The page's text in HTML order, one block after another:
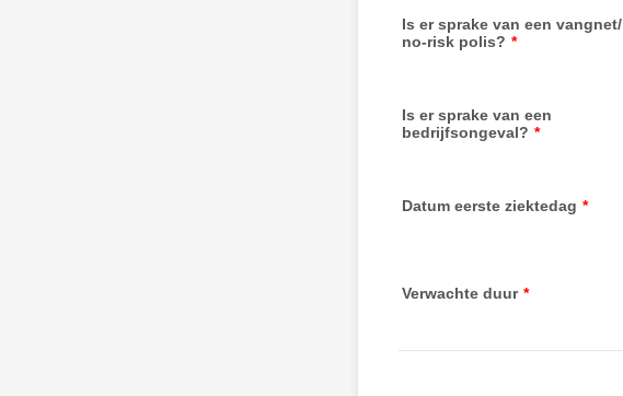
Is er sprake van een vangnet/
no-risk polis? *
Is er sprake van een
bedrijfsongeval? *
Datum eerste ziektedag *
Verwachte duur *